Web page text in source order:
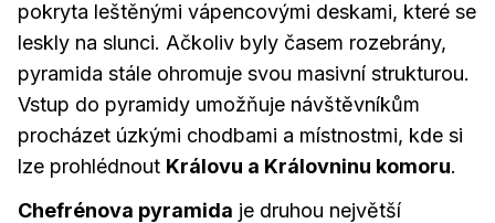
pokryta leštěnými vápencovými deskami, které se
leskly na slunci. Ačkoliv byly časem rozebrány,
pyramida stále ohromuje svou masivní strukturou.
Vstup do pyramidy umožňuje návštěvníkům
procházet úzkými chodbami a místnostmi, kde si
lze prohlédnout Královu a Královninu komoru.
Chefrénova pyramida je druhou největší